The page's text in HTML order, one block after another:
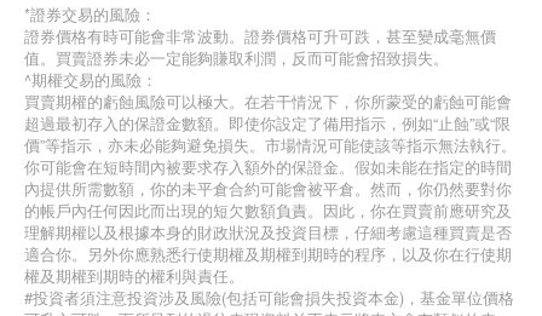
*證券交易的風險：
證券價格有時可能會非常波動。證券價格可升可跌，甚至變成毫無價
值。買賣證券未必一定能夠賺取利潤，反而可能會招致損失。
^期權交易的風險：
買賣期權的虧蝕風險可以極大。在若干情況下，你所蒙受的虧蝕可能會
超過最初存入的保證金數額。即使你設定了備用指示，例如“止蝕”或“限
價”等指示，亦未必能夠避免損失。市場情況可能使該等指示無法執行。
你可能會在短時間內被要求存入額外的保證金。假如未能在指定的時間
內提供所需數額，你的未平倉合約可能會被平倉。然而，你仍然要對你
的帳戶內任何因此而出現的短欠數額負責。因此，你在買賣前應研究及
理解期權以及根據本身的財政狀況及投資目標，仔細考慮這種買賣是否
適合你。另外你應熟悉行使期權及期權到期時的程序，以及你在行使期
權及期權到期時的權利與責任。
#投資者須注意投資涉及風險(包括可能會損失投資本金)，基金單位價格